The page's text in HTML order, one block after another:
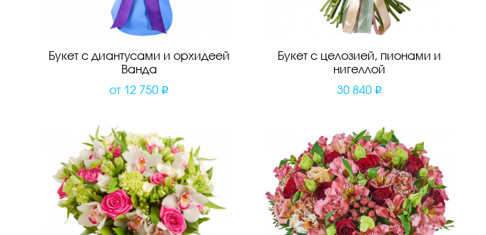
Букет с диантусами и орхидеей
Ванда
от 12 750
Букет с целозией, пионами и
нигеллой
30 840